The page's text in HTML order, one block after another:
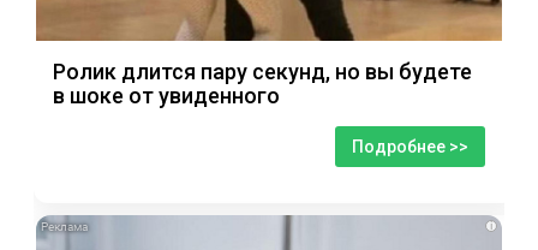
Ролик длится пару секунд, но вы будете
в шоке от увиденного
Подробнее >>
i